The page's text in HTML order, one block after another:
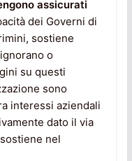
assicurati
dei Governi di
sostiene
o
su questi
sono
interessi aziendali
dato il via
nel